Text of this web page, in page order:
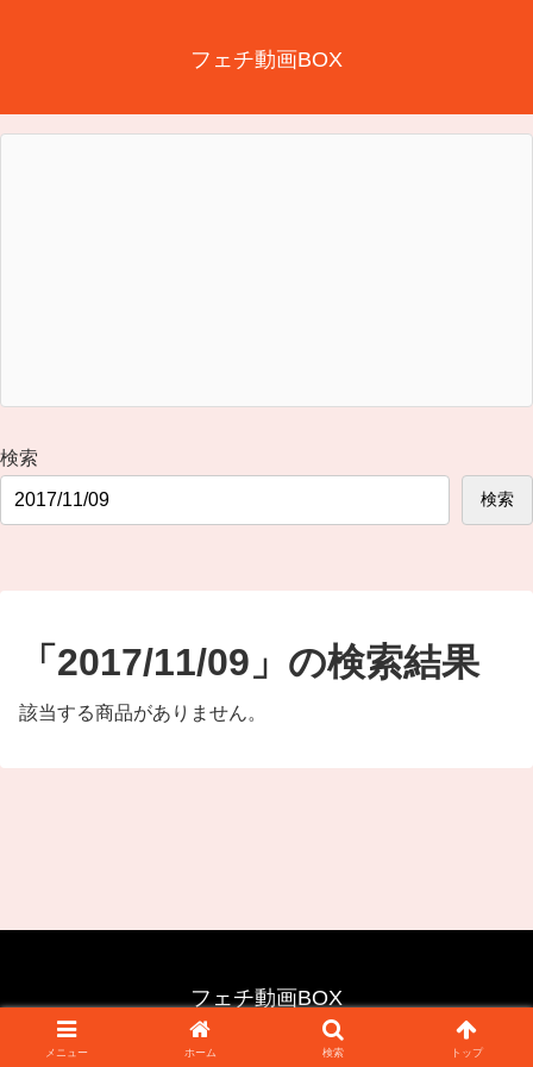
フェチ動画BOX
検索
検索
「2017/11/09」の検索結果
該当する商品がありません。
フェチ動画BOX
© 2025 フェチ動画BOX.
メニュー ホーム 検索 トップ